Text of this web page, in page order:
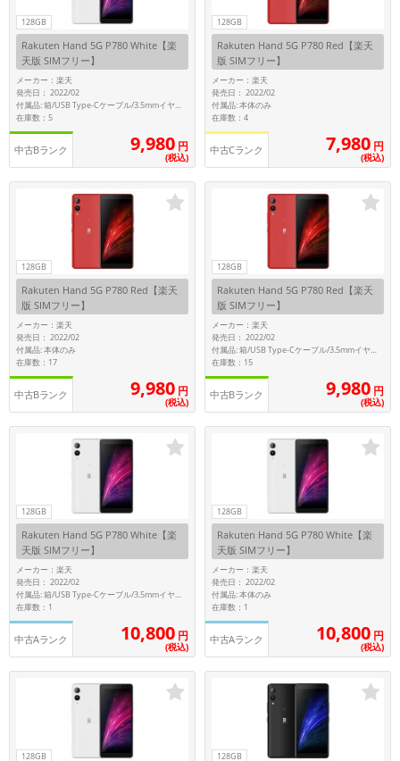
128GB
Rakuten Hand 5G P780 White【楽
天版 SIMフリー】
メーカー：楽天
発売日： 2022/02
付属品: 箱/USB Type-Cケーブル/3.5mmイヤホン変換アダプター/マニュアル
在庫数：5
中古Bランク 9,980 円
(税込)
128GB
Rakuten Hand 5G P780 Red【楽天
版 SIMフリー】
メーカー：楽天
発売日： 2022/02
付属品: 本体のみ
在庫数：4
中古Cランク 7,980 円
(税込)
128GB
Rakuten Hand 5G P780 Red【楽天
版 SIMフリー】
メーカー：楽天
発売日： 2022/02
付属品: 本体のみ
在庫数：17
中古Bランク 9,980 円
(税込)
128GB
Rakuten Hand 5G P780 Red【楽天
版 SIMフリー】
メーカー：楽天
発売日： 2022/02
付属品: 箱/USB Type-Cケーブル/3.5mmイヤホン変換アダプター/マニュアル
在庫数：15
中古Bランク 9,980 円
(税込)
128GB
Rakuten Hand 5G P780 White【楽
天版 SIMフリー】
メーカー：楽天
発売日： 2022/02
付属品: 箱/USB Type-Cケーブル/3.5mmイヤホン変換アダプター/マニュアル
在庫数：1
中古Aランク 10,800 円
(税込)
128GB
Rakuten Hand 5G P780 White【楽
天版 SIMフリー】
メーカー：楽天
発売日： 2022/02
付属品: 本体のみ
在庫数：1
中古Aランク 10,800 円
(税込)
128GB 128GB
容量
~
モニタサイズ
発売日
月 から
月 まで
各項目のチェックボックスは「or検索」となります。
ただし機能別のみ「and検索」となります。